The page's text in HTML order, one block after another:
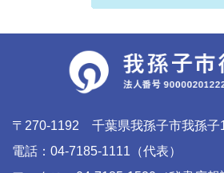
〒270-1192 千葉県我孫子市我孫子
電話：04-7185-1111（代表）